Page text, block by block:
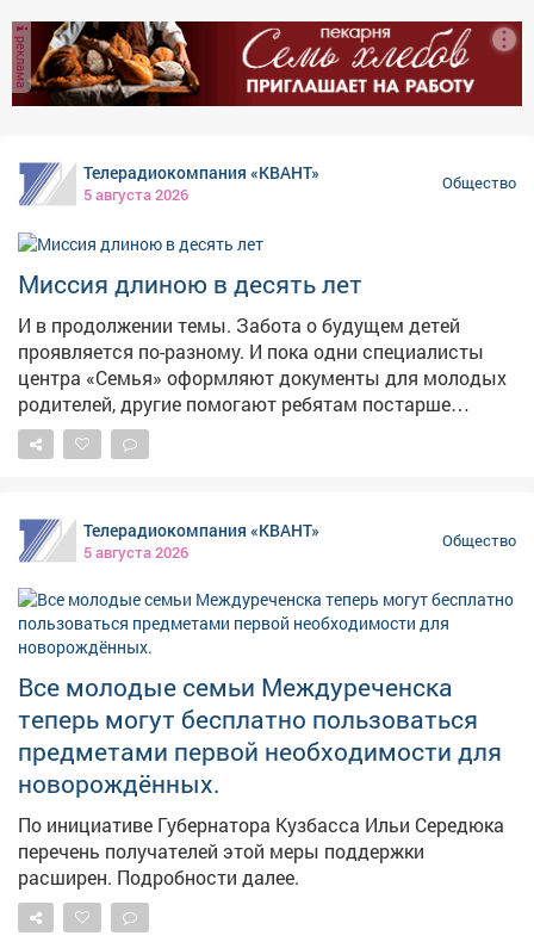
слухи о том, что имя Миша выходит из моды, сильно
преувеличены. Наоборот, оно стремительно набирает
популярность. Врачи и сотрудники роддома
поздравили все семьи с пополнением и пожелали
месяц в роддоме приняли 269 новорождённых, что
стало одним из самых высоких показателей в этом
году.
реклама
Телерадиокомпания «КВАНТ»
5 августа 2026
Общество
Миссия длиною в десять лет
И в продолжении темы. Забота о будущем детей
проявляется по-разному. И пока одни специалисты
центра «Семья» оформляют документы для молодых
родителей, другие помогают ребятам постарше
обрести то, что нельзя купить в магазине, -
уверенность в себе.
Телерадиокомпания «КВАНТ»
5 августа 2026
Общество
Все молодые семьи Междуреченска
теперь могут бесплатно пользоваться
предметами первой необходимости для
новорождённых.
По инициативе Губернатора Кузбасса Ильи Середюка
перечень получателей этой меры поддержки
расширен. Подробности далее.